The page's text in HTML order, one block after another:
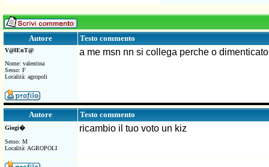
Autore Testo commento
V@lEnT@
Nome: valentina
Sesso: F
Località: agropoli
a me msn nn si collega perche o
Autore Testo commento
Giogi�
Sesso: M
Località: AGROPOLI
ricambio il tuo voto un kiz